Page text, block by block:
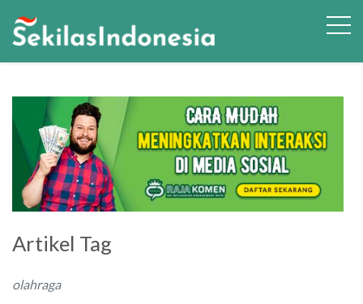
Artikel Tag
olahraga